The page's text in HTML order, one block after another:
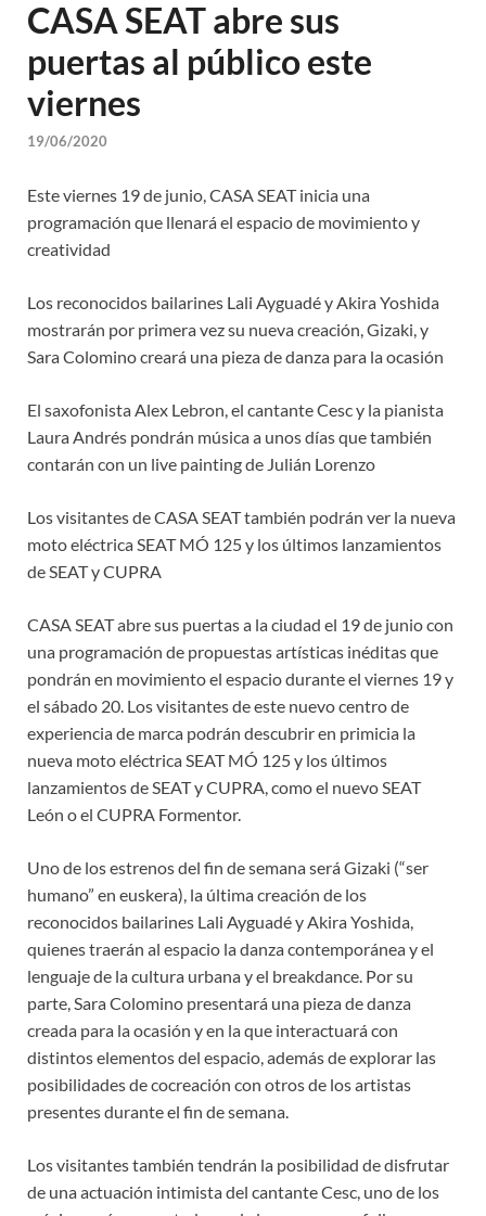
CASA SEAT abre sus
puertas al público este
viernes
19/06/2020
Este viernes 19 de junio, CASA SEAT inicia una
programación que llenará el espacio de movimiento y
creatividad
Los reconocidos bailarines Lali Ayguadé y Akira Yoshida
mostrarán por primera vez su nueva creación, Gizaki, y
Sara Colomino creará una pieza de danza para la ocasión
El saxofonista Alex Lebron, el cantante Cesc y la pianista
Laura Andrés pondrán música a unos días que también
contarán con un live painting de Julián Lorenzo
Los visitantes de CASA SEAT también podrán ver la nueva
moto eléctrica SEAT MÓ 125 y los últimos lanzamientos
de SEAT y CUPRA
CASA SEAT abre sus puertas a la ciudad el 19 de junio con
una programación de propuestas artísticas inéditas que
pondrán en movimiento el espacio durante el viernes 19 y
el sábado 20. Los visitantes de este nuevo centro de
experiencia de marca podrán descubrir en primicia la
nueva moto eléctrica SEAT MÓ 125 y los últimos
lanzamientos de SEAT y CUPRA, como el nuevo SEAT
León o el CUPRA Formentor.
Uno de los estrenos del fin de semana será Gizaki (“ser
humano” en euskera), la última creación de los
reconocidos bailarines Lali Ayguadé y Akira Yoshida,
quienes traerán al espacio la danza contemporánea y el
lenguaje de la cultura urbana y el breakdance. Por su
parte, Sara Colomino presentará una pieza de danza
creada para la ocasión y en la que interactuará con
distintos elementos del espacio, además de explorar las
posibilidades de cocreación con otros de los artistas
presentes durante el fin de semana.
Los visitantes también tendrán la posibilidad de disfrutar
de una actuación intimista del cantante Cesc, uno de los